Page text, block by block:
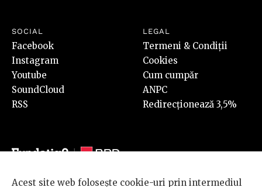
SOCIAL
Facebook
Instagram
Youtube
SoundCloud
RSS
LEGAL
Termeni & Condiții
Cookies
Cum cumpăr
ANPC
Redirecționează 3,5%
Acest site web folosește cookie-uri prin intermediul